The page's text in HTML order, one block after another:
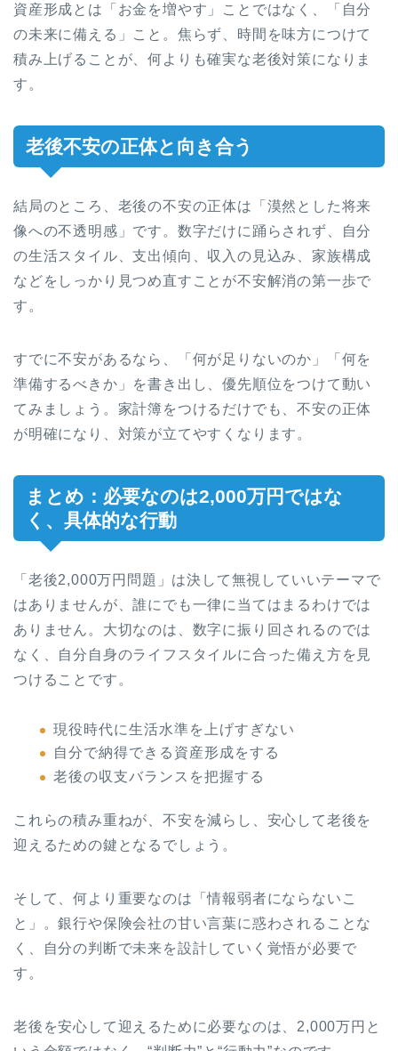
資産形成とは「お金を増やす」ことではなく、「自分
の未来に備える」こと。焦らず、時間を味方につけて
積み上げることが、何よりも確実な老後対策になりま
す。
老後不安の正体と向き合う
結局のところ、老後の不安の正体は「漠然とした将来
像への不透明感」です。数字だけに踊らされず、自分
の生活スタイル、支出傾向、収入の見込み、家族構成
などをしっかり見つめ直すことが不安解消の第一歩で
す。
すでに不安があるなら、「何が足りないのか」「何を
準備するべきか」を書き出し、優先順位をつけて動い
てみましょう。家計簿をつけるだけでも、不安の正体
が明確になり、対策が立てやすくなります。
まとめ：必要なのは2,000万円ではな
く、具体的な行動
「老後2,000万円問題」は決して無視していいテーマで
はありませんが、誰にでも一律に当てはまるわけでは
ありません。大切なのは、数字に振り回されるのでは
なく、自分自身のライフスタイルに合った備え方を見
つけることです。
現役時代に生活水準を上げすぎない
自分で納得できる資産形成をする
老後の収支バランスを把握する
これらの積み重ねが、不安を減らし、安心して老後を
迎えるための鍵となるでしょう。
そして、何より重要なのは「情報弱者にならないこ
と」。銀行や保険会社の甘い言葉に惑わされることな
く、自分の判断で未来を設計していく覚悟が必要で
す。
老後を安心して迎えるために必要なのは、2,000万円と